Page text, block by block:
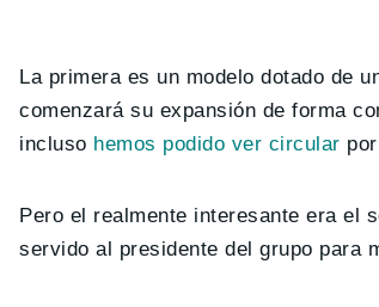
La primera es un modelo dotado de
comenzará su expansión de forma
incluso hemos podido ver circular
Pero el realmente interesante era el
servido al presidente del grupo para